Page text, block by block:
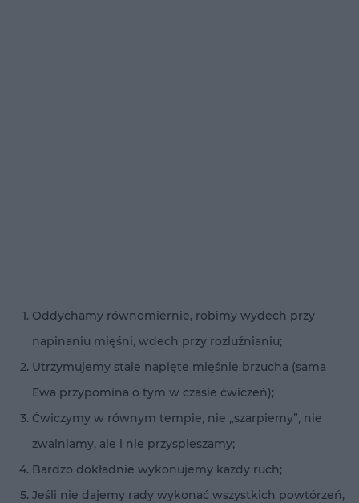
Oddychamy równomiernie, robimy wydech przy
napinaniu mięśni, wdech przy rozluźnianiu;
Utrzymujemy stale napięte mięśnie brzucha (sama
Ewa przypomina o tym w czasie ćwiczeń);
Ćwiczymy w równym tempie, nie „szarpiemy”, nie
zwalniamy, ale i nie przyspieszamy;
Bardzo dokładnie wykonujemy każdy ruch;
Jeśli nie dajemy rady wykonać wszystkich powtórzeń,